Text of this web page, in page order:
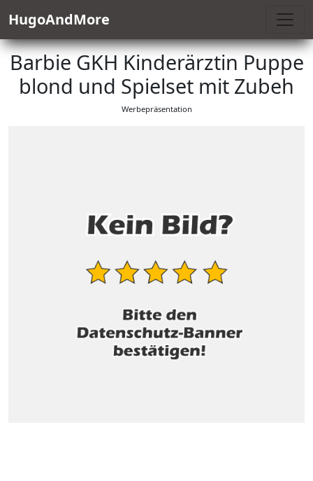
HugoAndMore
Barbie GKH Kinderärztin Puppe
blond und Spielset mit Zubeh
Werbepräsentation